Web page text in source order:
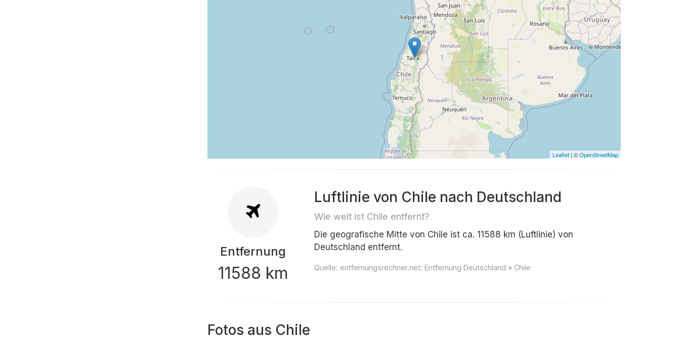
Leaflet | ©OpenStreetMap
Entfernung
11588 km
Luftlinie von Chile nach Deutschland
Wie weit ist Chile entfernt?
Die geografische Mitte von Chile ist ca. 11588 km (Luftlinie) von
Deutschland entfernt.
Quelle: entfernungsrechner.net: Entfernung Deutschland » Chile
Fotos aus Chile